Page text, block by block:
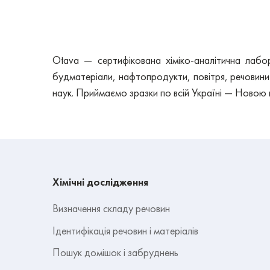
Otava — сертифікована хіміко-аналітична
будматеріали, нафтопродукти, повітря,
наук. Приймаємо зразки по всій Україні —
Хімічні дослідження
Визначення складу речовин
Ідентифікація речовин і матеріалів
Пошук домішок і забруднень